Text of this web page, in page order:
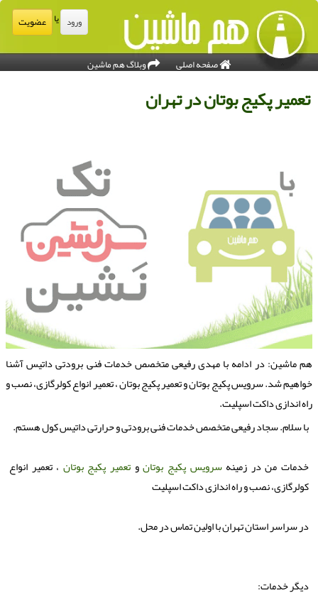
ورود عضویت
صفحه اصلی وبلاگ هم ماشین
تعمیر پكیج بوتان در تهران
ماشین: در ادامه با مهدی رفیعی متخصص خدمات فنی برودتی داتیس آشنا
شد. سرویس پكیج بوتان و تعمیر پكیج بوتان ، تعمیر انواع كولرگازی، نصب و
اندازی داكت اسپلیت.
با سلام. سجاد رفیعی متخصص خدمات فنی برودتی و حرارتی داتیس کول هستم.
خدمات من در زمینهسرویس پکیج بوتانوتعمیر پکیج بوتان، تعمیر انواع
کولرگازی، نصب و راه اندازی داکت اسپلیت
در سراسر استان تهران با اولین تماس در محل.
دیگر خدمات: